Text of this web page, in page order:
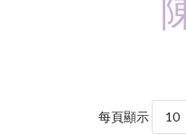
每頁顯示 10